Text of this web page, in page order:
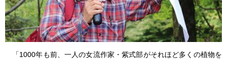
「1000年も前、一人の女流作家・紫式部がそれほど多くの植物を